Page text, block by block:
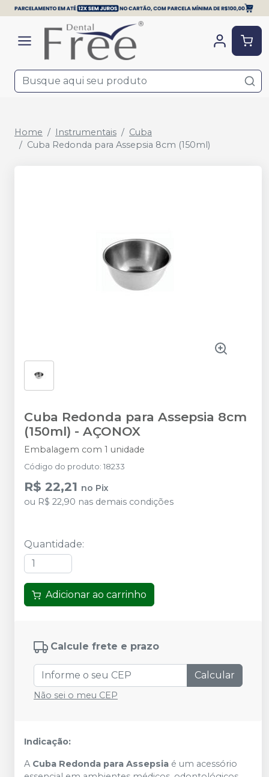
Home Instrumentais
Cuba
Cuba Redonda para Assepsia 8cm (150ml)
Cuba Redonda para Assepsia 8cm
(150ml) - AÇONOX
Embalagem com 1 unidade
Código do produto: 18233
R$ 22,21 no Pix
ou R$ 22,90 nas demais condições
Quantidade:
Adicionar ao carrinho
Calcule frete e prazo
Calcular
Não sei o meu CEP
Indicação:
A Cuba Redonda para Assepsia é um acessório